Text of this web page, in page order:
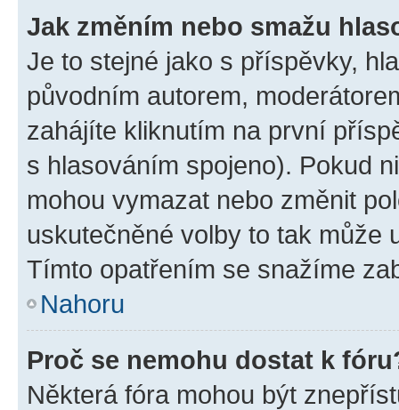
Jak změním nebo smažu
Je to stejné jako s příspěvky,
původním autorem,
zahájíte kliknutím na první
s hlasováním spojeno). Pokud
mohou vymazat nebo změnit
uskutečněné volby to tak může
Tímto opatřením se snažíme
Nahoru
Proč se nemohu dostat k
Některá fóra mohou být